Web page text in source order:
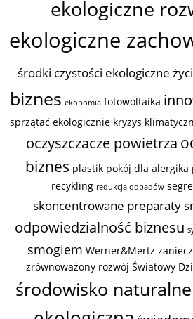
ekologiczne
ekologiczne
środki czystości ekologiczne
biznes ekonomia fotowoltaika
sprzątać ekologicznie kryzys
oczyszczacze powietrza
biznes plastik pokój dla alergika
recykling redukcja odpadów
skoncentrowane preparaty
odpowiedzialność biznesu
smogiem Werner&Mertz
zrównoważony rozwój Światowy
środowisko naturalne